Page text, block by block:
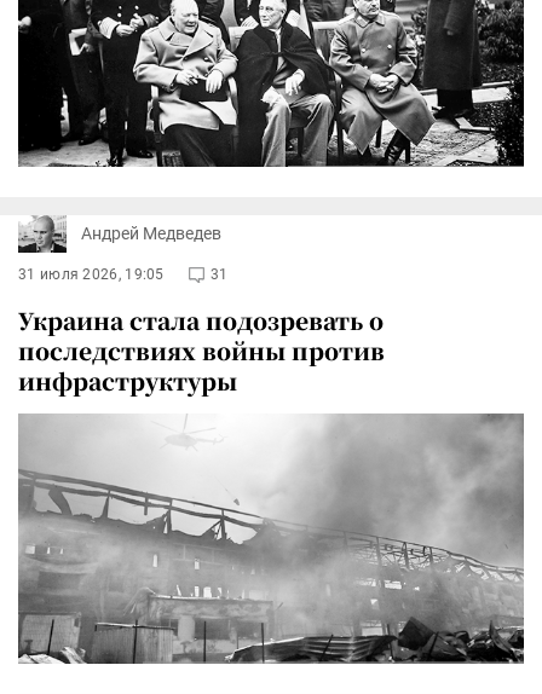
Андрей Медведев
31 июля 2026, 19:05 31
Украина стала подозревать о
последствиях войны против
инфраструктуры